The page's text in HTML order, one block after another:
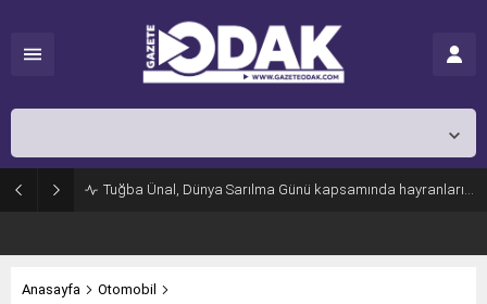
Tuğba Ünal, Dünya Sarılma Günü kapsamında hayranlarıyla buluştu
Anasayfa
Otomobil